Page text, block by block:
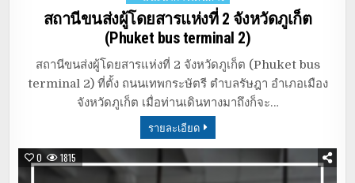
in
สถานีขนส่งผู้โดยสารแห่งที่ 2 จังหวัดภูเก็ต
(Phuket bus terminal 2)
สถานีขนส่งผู้โดยสารแห่งที่ 2 จังหวัดภูเก็ต (Phuket bus
terminal 2) ที่ตั้ง ถนนเทพกระษัตรี ตำบลรัษฎา อำเภอเมือง
จังหวัดภูเก็ต เมื่อท่านเดินทางมาถึงก็จะ…
รายละเอียด
0 1815